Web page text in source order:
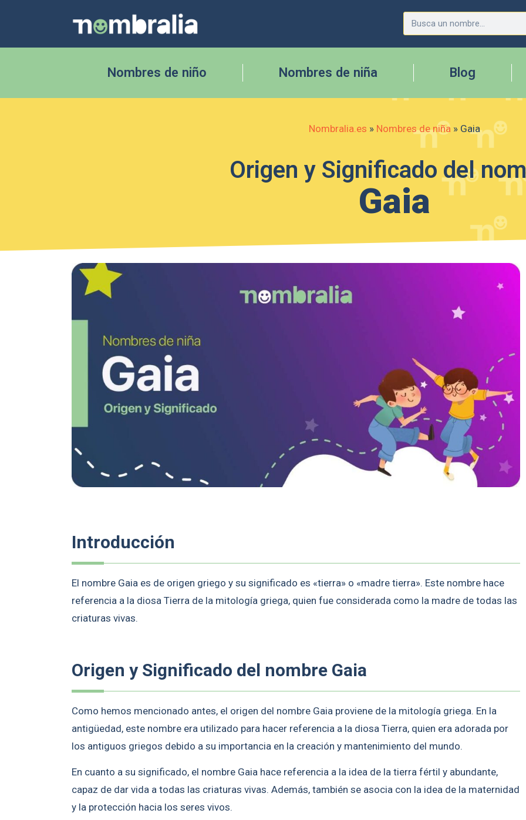
Nombres de niño Nombres de niña Blog
Nombralia.es » Nombres de niña » Gaia
Origen y Significado del
Gaia
Introducción
El nombre Gaia es de origen griego y su significado es «tierra» o «madre tierra». Este nombre hace
referencia a la diosa Tierra de la mitología griega, quien fue considerada como la madre de todas las
criaturas vivas.
Origen y Significado del nombre Gaia
Como hemos mencionado antes, el origen del nombre Gaia proviene de la mitología griega. En la
antigüedad, este nombre era utilizado para hacer referencia a la diosa Tierra, quien era adorada por
los antiguos griegos debido a su importancia en la creación y mantenimiento del mundo.
En cuanto a su significado, el nombre Gaia hace referencia a la idea de la tierra fértil y abundante,
capaz de dar vida a todas las criaturas vivas. Además, también se asocia con la idea de la maternidad
y la protección hacia los seres vivos.